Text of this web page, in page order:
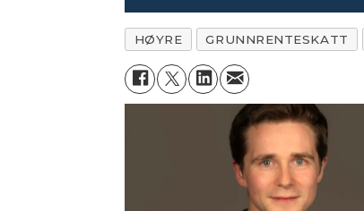
HØYRE GRUNNRENTESKATT